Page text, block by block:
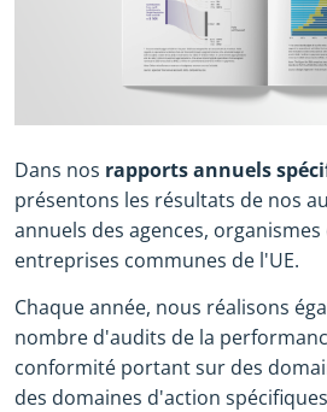
Dans nos rapports annuels
présentons les résultats de nos
annuels des agences,
entreprises communes de l'UE.
Chaque année, nous réalisons
nombre d'audits de la
conformité portant sur des
des domaines d'action